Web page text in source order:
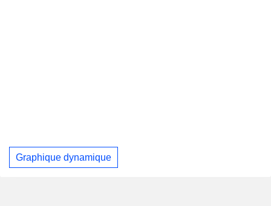
Graphique dynamique